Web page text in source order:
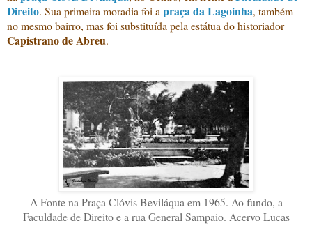
Direito. Sua primeira moradia foi a praça da Lagoinha, também
no mesmo bairro, mas foi substituída pela estátua do historiador
Capistrano de Abreu.
A Fonte na Praça Clóvis Beviláqua em 1965. Ao fundo, a
Faculdade de Direito e a rua General Sampaio. Acervo Lucas